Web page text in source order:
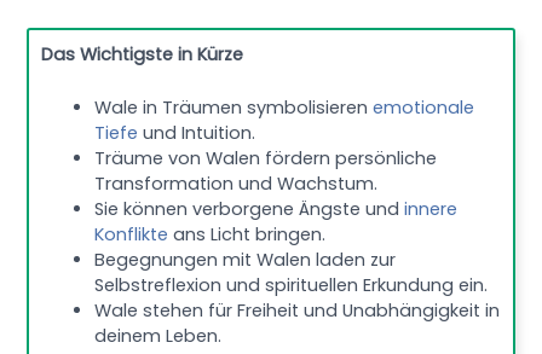
Das Wichtigste in Kürze
Wale in Träumen symbolisierenemotionale
Tiefe und Intuition.
Träume von Walen fördern persönliche
Transformation und Wachstum.
Sie können verborgene Ängste undinnere
Konflikte ans Licht bringen.
Begegnungen mit Walen laden zur
Selbstreflexion und spirituellen Erkundung ein.
Wale stehen für Freiheit und Unabhängigkeit in
deinem Leben.